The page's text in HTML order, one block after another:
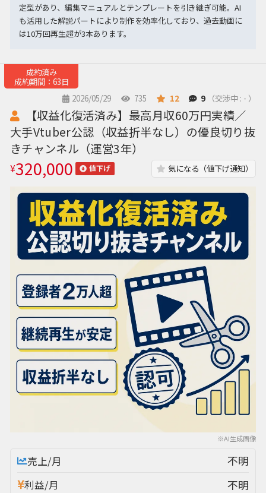
定型があり、編集マニュアルとテンプレートを引き継ぎ可能。AI
も活用した解説パートにより制作を効率化しており、過去動画に
は10万回再生超が3本あります。
成約済み
成約期間：63日
2026/05/29
735 12 9 （交渉中 : - ）
※AI生成画像
【収益化復活済み】最高月収60万円実績／
大手Vtuber公認（収益折半なし）の優良切り抜
きチャンネル（運営3年）
¥320,000 値下げ 気になる（値下げ通知）
売上/月 不明
利益/月 不明